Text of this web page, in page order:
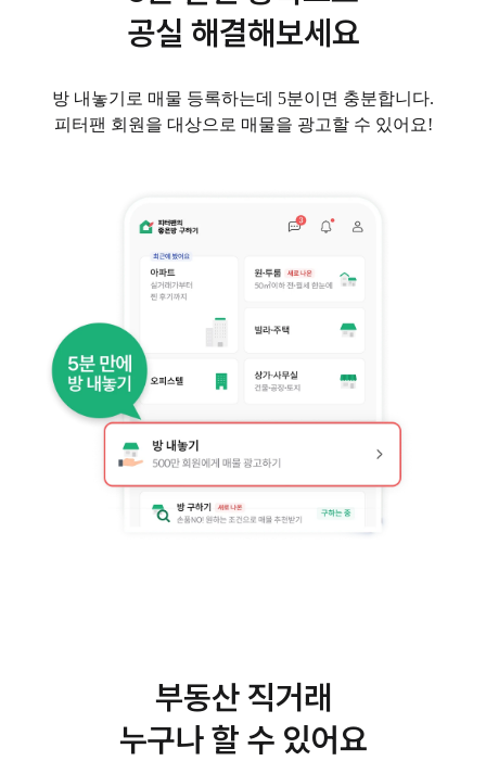
공실 해결해보세요
방 내놓기로 매물 등록하는데 5분이면 충분합니다.
피터팬 회원을 대상으로 매물을 광고할 수 있어요!
부동산 직거래
누구나 할 수 있어요